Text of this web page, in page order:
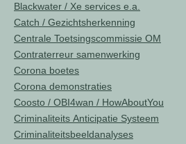
Blackwater / Xe services e.a.
Catch / Gezichtsherkenning
Centrale Toetsingscommissie OM
Contraterreur samenwerking
Corona boetes
Corona demonstraties
Coosto / OBI4wan / HowAboutYou
Criminaliteits Anticipatie Systeem
Criminaliteitsbeeldanalyses